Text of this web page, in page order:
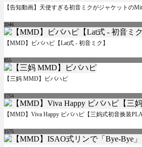
【告知動画】天使すぎる初音ミクがジャケットの
2046
【MMD】ビバハピ【Lat式 - 初音ミク】
855
【三妈 MMD】ビバハピ
1754
【MMD】Viva Happy ビバハピ【三妈式初音换装
1575